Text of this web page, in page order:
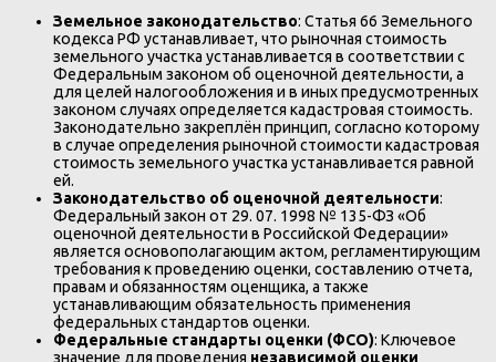
Земельное законодательство: Статья 66 Земельного
кодекса РФ устанавливает, что рыночная стоимость
земельного участка устанавливается в соответствии с
Федеральным законом об оценочной деятельности, а
для целей налогообложения и в иных предусмотренных
законом случаях определяется кадастровая стоимость.
Законодательно закреплён принцип, согласно которому
в случае определения рыночной стоимости кадастровая
стоимость земельного участка устанавливается равной
ей.
Законодательство об оценочной деятельности:
Федеральный закон от 29. 07. 1998 № 135-ФЗ «Об
оценочной деятельности в Российской Федерации»
является основополагающим актом, регламентирующим
требования к проведению оценки, составлению отчета,
правам и обязанностям оценщика, а также
устанавливающим обязательность применения
федеральных стандартов оценки.
Федеральные стандарты оценки (ФСО): Ключевое
значение для проведения независимой оценки